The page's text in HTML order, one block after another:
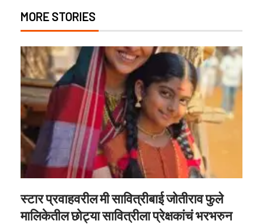
MORE STORIES
स्टार प्रवाहवरील मी सावित्रीबाई जोतीराव फुले
मालिकेतील छोट्या सावित्रीला प्रेक्षकांचं भरभरुन